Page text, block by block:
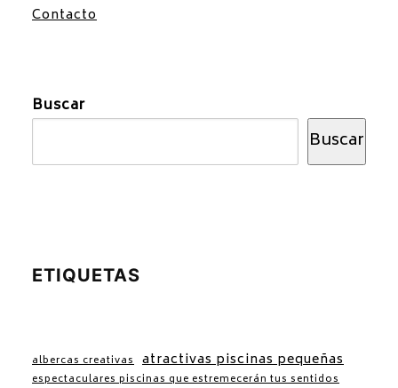
Contacto
Buscar
Buscar
ETIQUETAS
albercas creativas atractivas piscinas pequeñas
espectaculares piscinas que estremecerán tus sentidos